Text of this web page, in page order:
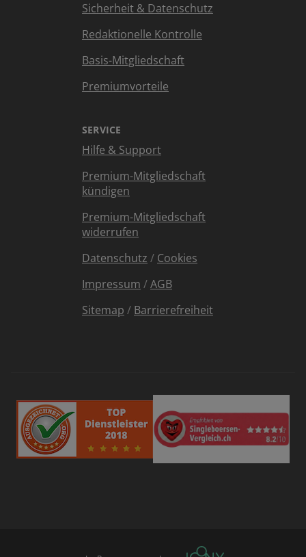
Sicherheit & Datenschutz
Redaktionelle Kontrolle
Basis-Mitgliedschaft
Premiumvorteile
SERVICE
Hilfe & Support
Premium-Mitgliedschaft
kündigen
Premium-Mitgliedschaft
widerrufen
Datenschutz / Cookies
Impressum /AGB
Sitemap / Barrierefreiheit